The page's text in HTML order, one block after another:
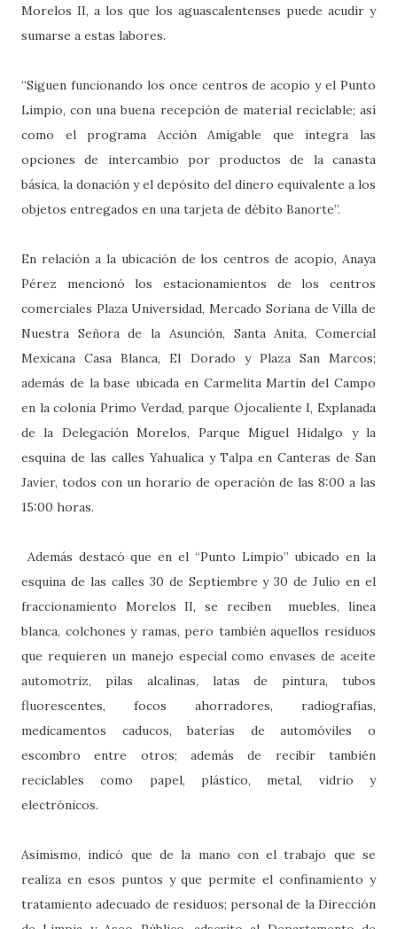
Morelos II, a los que los aguascalentenses puede acudir y
sumarse a estas labores.
“Siguen funcionando los once centros de acopio y el Punto
Limpio, con una buena recepción de material reciclable; así
como el programa Acción Amigable que integra las
opciones de intercambio por productos de la canasta
básica, la donación y el depósito del dinero equivalente a los
objetos entregados en una tarjeta de débito Banorte”.
En relación a la ubicación de los centros de acopio, Anaya
Pérez mencionó los estacionamientos de los centros
comerciales Plaza Universidad, Mercado Soriana de Villa de
Nuestra Señora de la Asunción, Santa Anita, Comercial
Mexicana Casa Blanca, El Dorado y Plaza San Marcos;
además de la base ubicada en Carmelita Martín del Campo
en la colonia Primo Verdad, parque Ojocaliente I, Explanada
de la Delegación Morelos, Parque Miguel Hidalgo y la
esquina de las calles Yahualica y Talpa en Canteras de San
Javier, todos con un horario de operación de las 8:00 a las
15:00 horas.
Además destacó que en el “Punto Limpio” ubicado en la
esquina de las calles 30 de Septiembre y 30 de Julio en el
fraccionamiento Morelos II, se reciben muebles, línea
blanca, colchones y ramas, pero también aquellos residuos
que requieren un manejo especial como envases de aceite
automotriz, pilas alcalinas, latas de pintura, tubos
fluorescentes, focos ahorradores, radiografías,
medicamentos caducos, baterías de automóviles o
escombro entre otros; además de recibir también
reciclables como papel, plástico, metal, vidrio y
electrónicos.
Asimismo, indicó que de la mano con el trabajo que se
realiza en esos puntos y que permite el confinamiento y
tratamiento adecuado de residuos; personal de la Dirección